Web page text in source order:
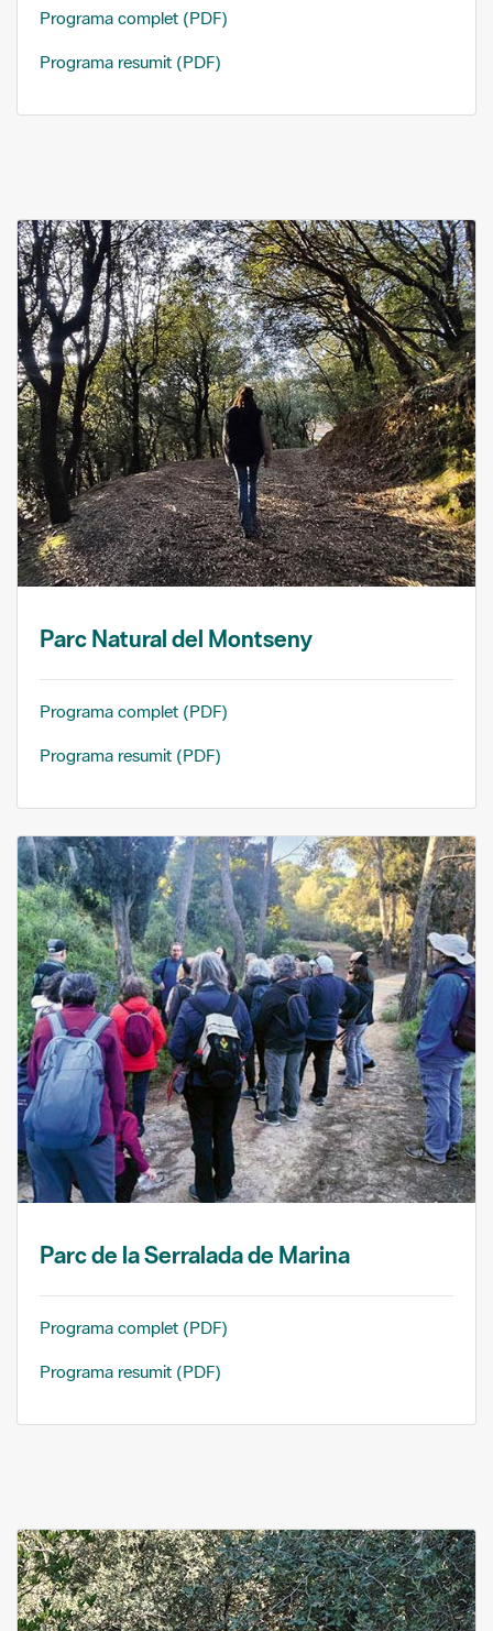
Programa complet (PDF)
Programa resumit (PDF)
Parc Natural del Montseny
Programa complet (PDF)
Programa resumit (PDF)
Parc de la Serralada de Marina
Programa complet (PDF)
Programa resumit (PDF)